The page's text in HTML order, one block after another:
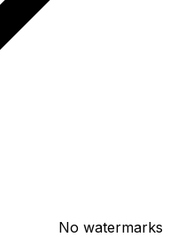
No watermarks